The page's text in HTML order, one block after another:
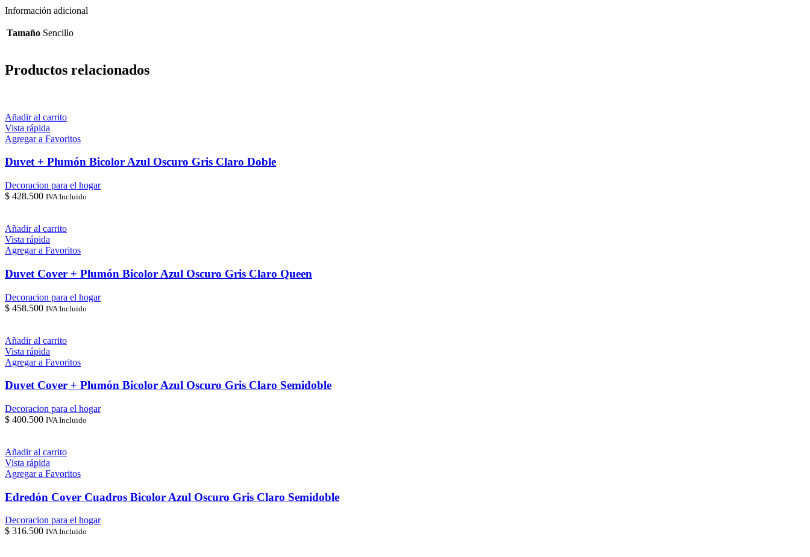
230
Sencillo
Información adicional
Tamaño Sencillo
Productos relacionados
Añadir al carrito
Vista rápida
Agregar a Favoritos
Duvet + Plumón Bicolor Azul Oscuro Gris Claro Doble
Decoracion para el hogar
$ 428.500 IVA Incluido
Añadir al carrito
Vista rápida
Agregar a Favoritos
Duvet Cover + Plumón Bicolor Azul Oscuro Gris Claro Queen
Decoracion para el hogar
$ 458.500 IVA Incluido
Añadir al carrito
Vista rápida
Agregar a Favoritos
Duvet Cover + Plumón Bicolor Azul Oscuro Gris Claro Semidoble
Decoracion para el hogar
$ 400.500 IVA Incluido
Añadir al carrito
Vista rápida
Agregar a Favoritos
Edredón Cover Cuadros Bicolor Azul Oscuro Gris Claro Semidoble
Decoracion para el hogar
$ 316.500 IVA Incluido